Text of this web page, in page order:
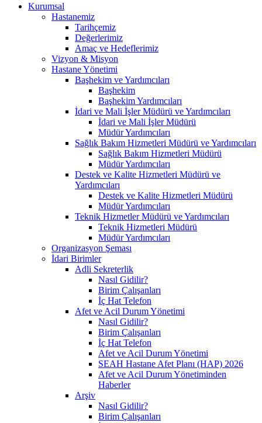
Kurumsal
Hastanemiz
Tarihçemiz
Değerlerimiz
Amaç ve Hedeflerimiz
Vizyon & Misyon
Hastane Yönetimi
Başhekim ve Yardımcıları
Başhekim
Başhekim Yardımcıları
İdari ve Mali İşler Müdürü ve Yardımcıları
İdari ve Mali İşler Müdürü
Müdür Yardımcıları
Sağlık Bakım Hizmetleri Müdürü ve Yardımcıları
Sağlık Bakım Hizmetleri Müdürü
Müdür Yardımcıları
Destek ve Kalite Hizmetleri Müdürü ve
Yardımcıları
Destek ve Kalite Hizmetleri Müdürü
Müdür Yardımcıları
Teknik Hizmetler Müdürü ve Yardımcıları
Teknik Hizmetleri Müdürü
Müdür Yardımcıları
Organizasyon Şeması
İdari Birimler
Adli Sekreterlik
Nasıl Gidilir?
Birim Çalışanları
İç Hat Telefon
Afet ve Acil Durum Yönetimi
Nasıl Gidilir?
Birim Çalışanları
İç Hat Telefon
Afet ve Acil Durum Yönetimi
SEAH Hastane Afet Planı (HAP) 2026
Afet ve Acil Durum Yönetiminden
Haberler
Arşiv
Nasıl Gidilir?
Birim Çalışanları